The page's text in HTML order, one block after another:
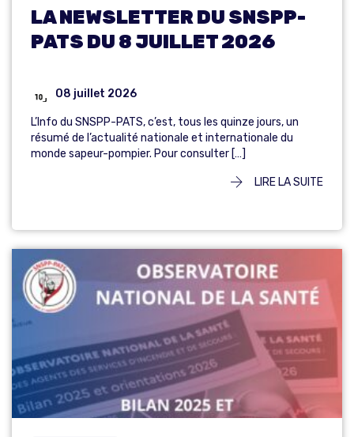
LA NEWSLETTER DU SNSPP-
PATS DU 8 JUILLET 2026
08 juillet 2026
L’Info du SNSPP-PATS, c’est, tous les quinze jours, un
résumé de l’actualité nationale et internationale du
monde sapeur-pompier. Pour consulter […]
LIRE LA SUITE